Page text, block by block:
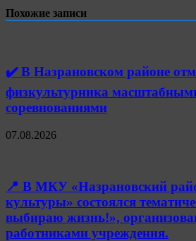
Похожие записи
✔️ В Назрановском районе
физкультурника
соревнованиями
07.08.2026
📍 В МКУ «Назрановский
культуры» состоялся
выбираю жизнь!»,
работниками учреждения.